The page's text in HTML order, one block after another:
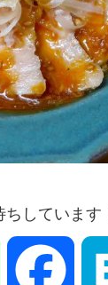
しています
Line